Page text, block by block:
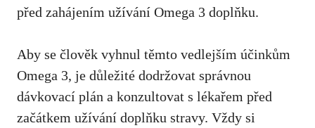
před ⁢zahájením užívání Omega 3 doplňku.
Aby se ‍člověk vyhnul těmto vedlejším účinkům
Omega 3, je důležité dodržovat správnou⁢
dávkovací plán a konzultovat s‍ lékařem před
začátkem ‌užívání ⁢doplňku stravy. Vždy si